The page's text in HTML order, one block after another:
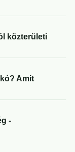
közterületi
Amit
-